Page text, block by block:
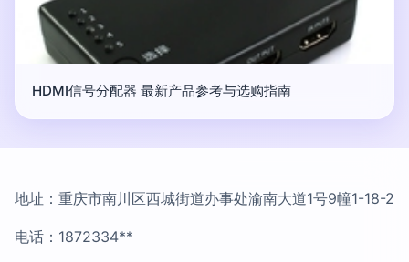
HDMI信号分配器 最新产品参考与选购指南
地址：重庆市南川区西城街道办事处渝南大道1号9幢1-18-2
电话：1872334**